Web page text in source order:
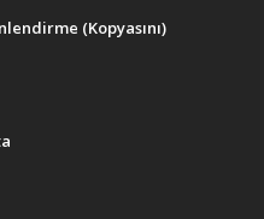
(Kopyasını)